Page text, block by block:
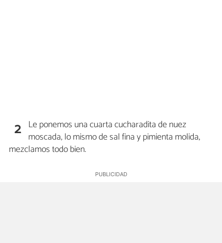
2 Le ponemos una cuarta cucharadita de nuez
moscada, lo mismo de sal fina y pimienta molida,
mezclamos todo bien.